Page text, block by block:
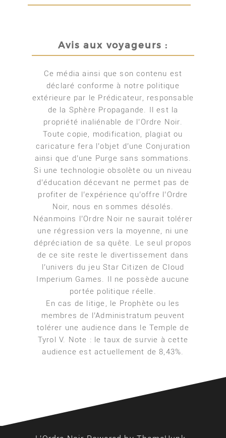
Avis aux voyageurs :
Ce média ainsi que son contenu est
déclaré conforme à notre politique
extérieure par le Prédicateur, responsable
de la Sphère Propagande. Il est la
propriété inaliénable de l’Ordre Noir.
Toute copie, modification, plagiat ou
caricature fera l’objet d’une Conjuration
ainsi que d’une Purge sans sommations.
Si une technologie obsolète ou un niveau
d’éducation décevant ne permet pas de
profiter de l’expérience qu’offre l’Ordre
Noir, nous en sommes désolés.
Néanmoins l’Ordre Noir ne saurait tolérer
une régression vers la moyenne, ni une
dépréciation de sa quête. Le seul propos
de ce site reste le divertissement dans
l’univers du jeu Star Citizen de Cloud
Imperium Games. Il ne possède aucune
portée politique réelle.
En cas de litige, le Prophète ou les
membres de l’Administratum peuvent
tolérer une audience dans le Temple de
Tyrol V. Note : le taux de survie à cette
audience est actuellement de 8,43%.